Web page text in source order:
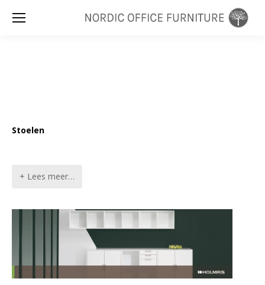
Stoelen
+ Lees meer…